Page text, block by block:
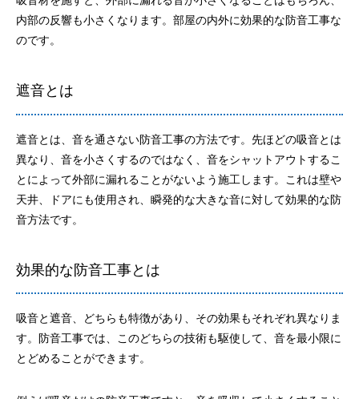
内部の反響も小さくなります。部屋の内外に効果的な防音工事な
のです。
遮音とは
遮音とは、音を通さない防音工事の方法です。先ほどの吸音とは
異なり、音を小さくするのではなく、音をシャットアウトするこ
とによって外部に漏れることがないよう施工します。これは壁や
天井、ドアにも使用され、瞬発的な大きな音に対して効果的な防
音方法です。
効果的な防音工事とは
吸音と遮音、どちらも特徴があり、その効果もそれぞれ異なりま
す。防音工事では、このどちらの技術も駆使して、音を最小限に
とどめることができます。